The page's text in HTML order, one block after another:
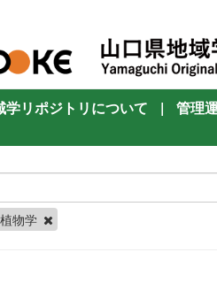
学リポジトリについて |
管理
植物学